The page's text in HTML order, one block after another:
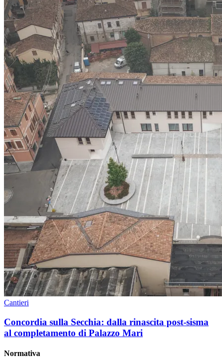
Cantieri
Concordia sulla Secchia: dalla rinascita post-sisma
al completamento di Palazzo Mari
Normativa